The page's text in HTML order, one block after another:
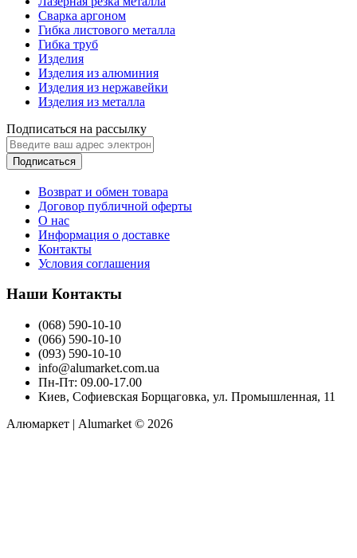
Сварка аргоном
Гибка листового металла
Гибка труб
Изделия
Изделия из алюминия
Изделия из нержавейки
Изделия из металла
Подписаться на рассылку
Подписаться
Возврат и обмен товара
Договор публичной оферты
О нас
Информация о доставке
Контакты
Условия соглашения
Наши Контакты
(068) 590-10-10
(066) 590-10-10
(093) 590-10-10
info@alumarket.com.ua
Пн-Пт: 09.00-17.00
Киев, Софиевская Борщаговка, ул. Промышленная, 11
Алюмаркет | Alumarket © 2026